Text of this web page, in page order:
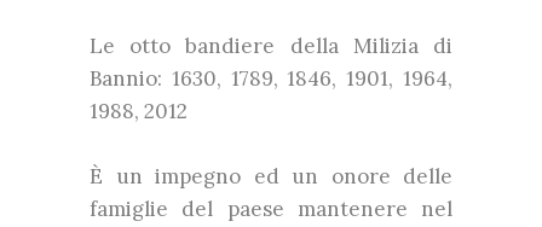
Le otto bandiere della Milizia di
Bannio: 1630, 1789, 1846, 1901, 1964,
1988, 2012
È un impegno ed un onore delle
famiglie del paese mantenere nel